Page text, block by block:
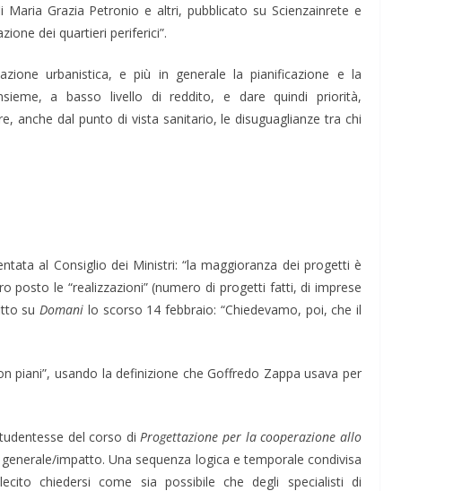
Grazia Petronio e altri, pubblicato su Scienzainrete e
dei quartieri periferici”.
urbanistica, e più in generale la pianificazione e la
a basso livello di reddito, e dare quindi priorità,
anche dal punto di vista sanitario, le disuguaglianze tra chi
al Consiglio dei Ministri: “la maggioranza dei progetti è
posto le “realizzazioni” (numero di progetti fatti, di imprese
su Domani lo scorso 14 febbraio: “Chiedevamo, poi, che il
piani”, usando la definizione che Goffredo Zappa usava per
del corso di Progettazione per la cooperazione allo
impatto. Una sequenza logica e temporale condivisa
chiedersi come sia possibile che degli specialisti di